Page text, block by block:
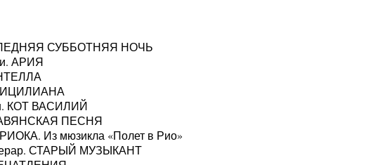
СУББОТНЯЯ НОЧЬ
АРИЯ
КОТ ВАСИЛИЙ
ПЕСНЯ
Из мюзикла «Полет в Рио»
СТАРЫЙ МУЗЫКАНТ